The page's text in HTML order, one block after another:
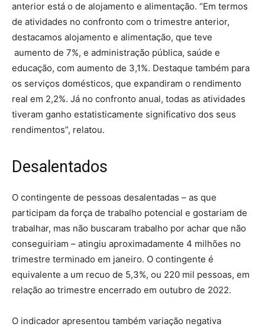
anterior está o de alojamento e alimentação. “Em termos
de atividades no confronto com o trimestre anterior,
destacamos alojamento e alimentação, que teve
aumento de 7%, e administração pública, saúde e
educação, com aumento de 3,1%. Destaque também para
os serviços domésticos, que expandiram o rendimento
real em 2,2%. Já no confronto anual, todas as atividades
tiveram ganho estatisticamente significativo dos seus
rendimentos”, relatou.
Desalentados
O contingente de pessoas desalentadas – as que
participam da força de trabalho potencial e gostariam de
trabalhar, mas não buscaram trabalho por achar que não
conseguiriam – atingiu aproximadamente 4 milhões no
trimestre terminado em janeiro. O contingente é
equivalente a um recuo de 5,3%, ou 220 mil pessoas, em
relação ao trimestre encerrado em outubro de 2022.
O indicador apresentou também variação negativa